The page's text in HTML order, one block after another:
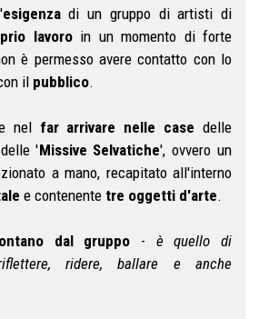
esigenzadi un gruppo di artisti di
lavoroin un momento di forte
è permesso avere contatto con lo
il pubblico.
nel far arrivare nelle case delle
'Missive Selvatiche', ovvero un
a mano, recapitato all'interno
e contenente tre oggetti d'arte.
dal gruppo - è quello di
ridere, ballare e anche